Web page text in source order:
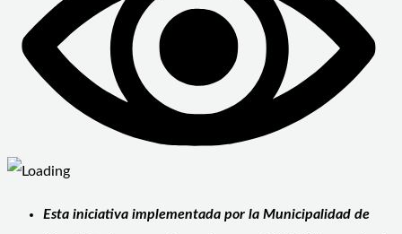
Esta iniciativa implementada por la Municipalidad de